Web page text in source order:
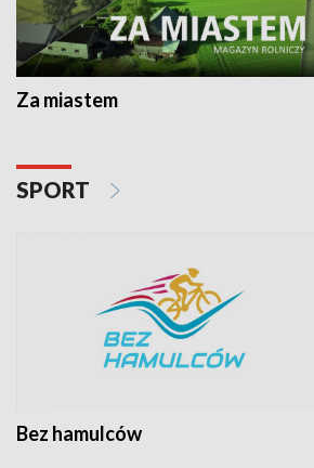
Za miastem
SPORT
Bez hamulców